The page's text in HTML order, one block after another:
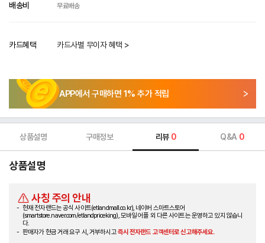
배송비
무료배송
카드혜택 카드사별 무이자 혜택 >
APP에서 구매하면 1% 추가 적립
상품설명 구매정보 리뷰 0 Q&A 0
상품설명
사칭 주의 안내
현재 전자랜드는 공식 사이트(etlandmall.co.kr), 네이버 스마트스토어
(smartstore.naver.com/etlandpriceking), 모바일 어플 외 다른 사이트는 운영하고 있지 않습니
다.
판매자가 현금 거래 요구 시, 거부하시고즉시 전자랜드 고객센터로 신고해주세요.